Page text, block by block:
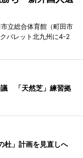
立総合体育館（町田市
バレット北九州に4-2
議 「天然芝」練習拠
杜」計画を見直しへ